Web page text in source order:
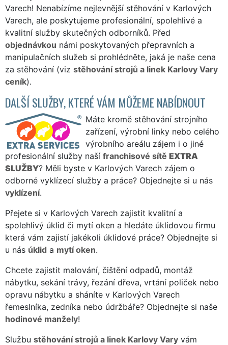
Varech! Nenabízíme nejlevnější stěhování v Karlových
Varech, ale poskytujeme profesionální, spolehlivé a
kvalitní služby skutečných odborníků. Před
objednávkou námi poskytovaných přepravních a
manipulačních služeb si prohlédněte, jaká je naše cena
za stěhování (viz stěhování strojů a linek Karlovy Vary
ceník).
DALŠÍ SLUŽBY, KTERÉ VÁM MŮŽEME NABÍDNOUT
Máte kromě stěhování strojního
zařízení, výrobní linky nebo celého
výrobního areálu zájem i o jiné
profesionální služby naší franchisové sítě EXTRA
SLUŽBY? Měli byste v Karlových Varech zájem o
odborné vyklízecí služby a práce? Objednejte si u nás
vyklízení.
Přejete si v Karlových Varech zajistit kvalitní a
spolehlivý úklid či mytí oken a hledáte úklidovou firmu
která vám zajistí jakékoli úklidové práce? Objednejte si
u nás úklid a mytí oken.
Chcete zajistit malování, čištění odpadů, montáž
nábytku, sekání trávy, řezání dřeva, vrtání poliček nebo
opravu nábytku a sháníte v Karlových Varech
řemeslníka, zedníka nebo údržbáře? Objednejte si naše
hodinové manžely!
Službu stěhování strojů a linek Karlovy Vary vám